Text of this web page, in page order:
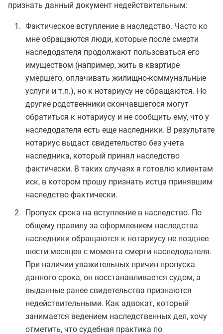
признать данный документ недействительным:
Фактическое вступление в наследство. Часто ко
мне обращаются люди, которые после смерти
наследодателя продолжают пользоваться его
имуществом (например, жить в квартире
умершего, оплачивать жилищно-коммунальные
услуги и т.п.), но к нотариусу не обращаются. Но
другие родственники скончавшегося могут
обратиться к нотариусу и не сообщить ему, что у
наследодателя есть еще наследники. В результате
нотариус выдаст свидетельство без учета
наследника, который принял наследство
фактически. В таких случаях я готовлю клиентам
иск, в котором прошу признать истца принявшим
наследство фактически.
Пропуск срока на вступление в наследство. По
общему правилу за оформлением наследства
наследники обращаются к нотариусу не позднее
шести месяцев с момента смерти наследодателя.
При наличии уважительных причин пропуска
данного срока, он восстанавливается судом, а
выданные ранее свидетельства признаются
недействительными. Как адвокат, который
занимается ведением наследственных дел, хочу
отметить, что судебная практика по